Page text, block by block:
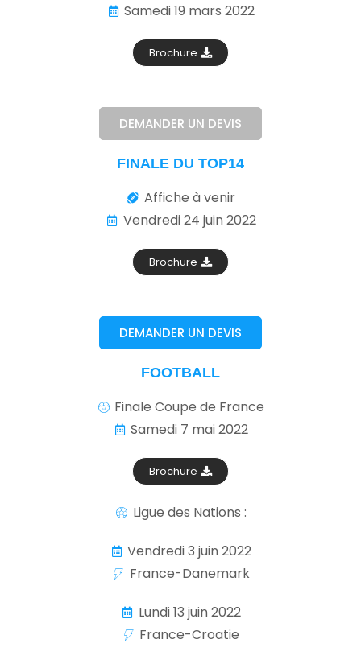
Samedi 19 mars 2022
Brochure
DEMANDER UN DEVIS
FINALE DU TOP14
Affiche à venir
Vendredi 24 juin 2022
Brochure
DEMANDER UN DEVIS
FOOTBALL
Finale Coupe de France
Samedi 7 mai 2022
Brochure
Ligue des Nations :
Vendredi 3 juin 2022
France-Danemark
Lundi 13 juin 2022
France-Croatie